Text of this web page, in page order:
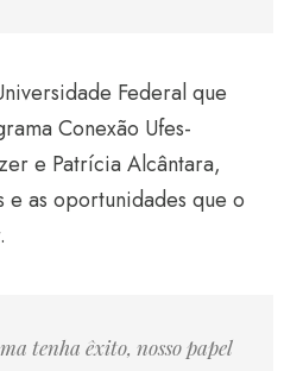
Federal que
Conexão Ufes-
e Patrícia Alcântara,
e as oportunidades que o
tenha êxito, nosso papel